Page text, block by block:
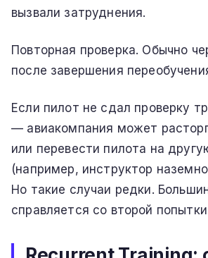
вызвали затруднения.
Повторная проверка. Обычно
после завершения
Если пилот не сдал проверку
— авиакомпания может
или перевести пилота на
(например, инструктор
Но такие случаи редки.
справляется со второй